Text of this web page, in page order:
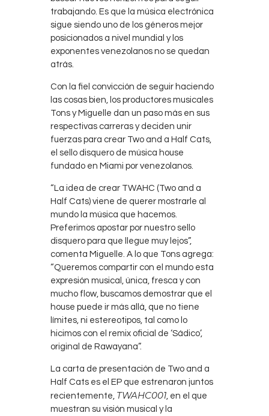
trabajando. Es que la música electrónica
sigue siendo uno de los géneros mejor
posicionados a nivel mundial y los
exponentes venezolanos no se quedan
atrás.
Con la fiel convicción de seguir haciendo
las cosas bien, los productores musicales
Tons y Miguelle dan un paso más en sus
respectivas carreras y deciden unir
fuerzas para crear Two and a Half Cats,
el sello disquero de música house
fundado en Miami por venezolanos.
“La idea de crear TWAHC (Two and a
Half Cats) viene de querer mostrarle al
mundo la música que hacemos.
Preferimos apostar por nuestro sello
disquero para que llegue muy lejos”,
comenta Miguelle. A lo que Tons agrega:
“Queremos compartir con el mundo esta
expresión musical, única, fresca y con
mucho flow, buscamos demostrar que el
house puede ir más allá, que no tiene
límites, ni estereotipos, tal como lo
hicimos con el remix oficial de ‘Sádico’,
original de Rawayana”.
La carta de presentación de Two and a
Half Cats es el EP que estrenaron juntos
recientemente, TWAHC001, en el que
muestran su visión musical y la